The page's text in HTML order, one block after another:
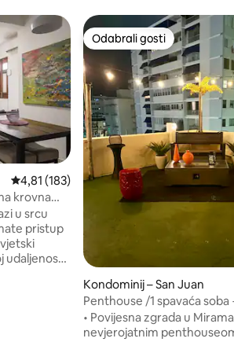
Prosječna ocjena: 4,81/5, recenzija: 183
4,81 (183)
krovna
u srcu
udaljenosti.
Odabrali gosti
Odabrali gosti
Kondominij – San Juan
Penthouse /1 spavaća soba
kutak | Jacuzzi /za 4 osobe
• Povijesna zgrada u
nevjerojatnim penthouseom